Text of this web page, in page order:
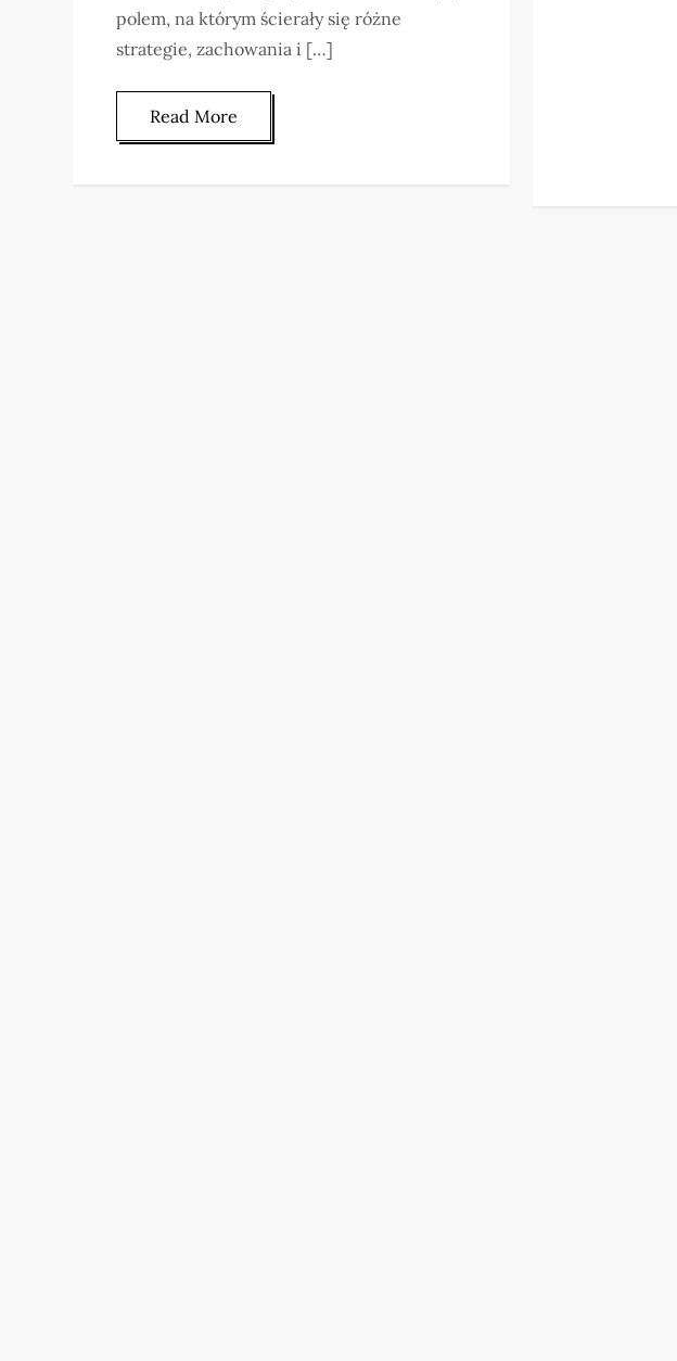
polem, na którym ścierały się różne
strategie, zachowania i […]
Read More